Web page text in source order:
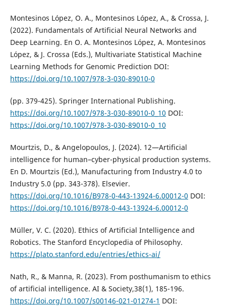
Montesinos López, O. A., Montesinos López, A., & Crossa, J.
(2022). Fundamentals of Artificial Neural Networks and
Deep Learning. En O. A. Montesinos López, A. Montesinos
López, & J. Crossa (Eds.), Multivariate Statistical Machine
Learning Methods for Genomic Prediction DOI:
https://doi.org/10.1007/978-3-030-89010-0
(pp. 379-425). Springer International Publishing.
https://doi.org/10.1007/978-3-030-89010-0_10 DOI:
https://doi.org/10.1007/978-3-030-89010-0_10
Mourtzis, D., & Angelopoulos, J. (2024). 12—Artificial
intelligence for human–cyber-physical production systems.
En D. Mourtzis (Ed.), Manufacturing from Industry 4.0 to
Industry 5.0 (pp. 343-378). Elsevier.
https://doi.org/10.1016/B978-0-443-13924-6.00012-0 DOI:
https://doi.org/10.1016/B978-0-443-13924-6.00012-0
Müller, V. C. (2020). Ethics of Artificial Intelligence and
Robotics. The Stanford Encyclopedia of Philosophy.
https://plato.stanford.edu/entries/ethics-ai/
Nath, R., & Manna, R. (2023). From posthumanism to ethics
of artificial intelligence. AI & Society,38(1), 185-196.
https://doi.org/10.1007/s00146-021-01274-1 DOI: